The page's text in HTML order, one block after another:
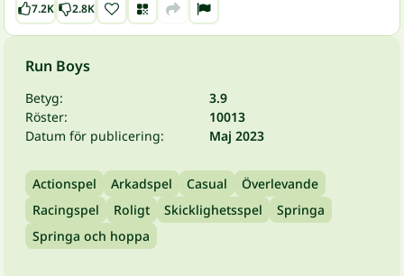
7.2K 2.8K
Run Boys
Betyg:
3.9
Röster:
10013
Datum för publicering:
Maj 2023
Actionspel Arkadspel Casual
Överlevande
Racingspel
Roligt Skicklighetsspel
Springa
Springa och hoppa